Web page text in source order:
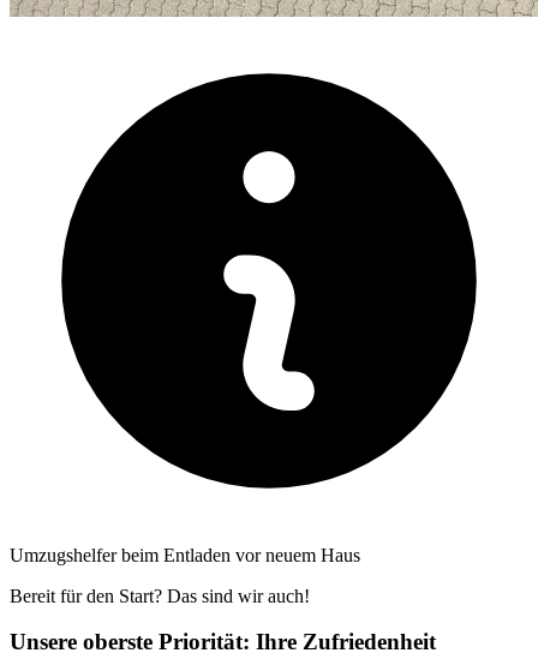
Umzugshelfer beim Entladen vor neuem Haus
Bereit für den Start? Das sind wir auch!
Unsere oberste Priorität: Ihre Zufriedenheit